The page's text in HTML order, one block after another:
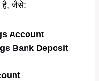
है, जैसे:
Account
Bank Deposit